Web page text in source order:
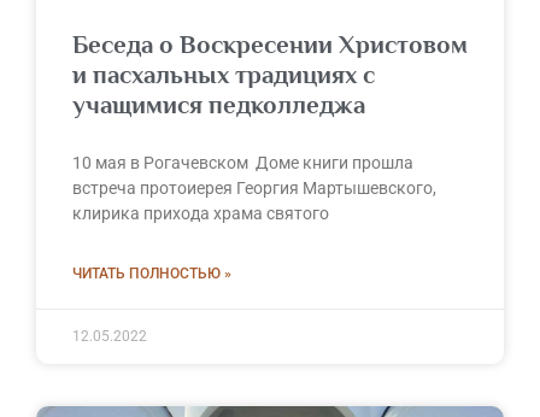
Беседа о Воскресении Христовом
и пасхальных традициях с
учащимися педколледжа
10 мая в Рогачевском Доме книги прошла
встреча протоиерея Георгия Мартышевского,
клирика прихода храма святого
ЧИТАТЬ ПОЛНОСТЬЮ »
12.05.2022